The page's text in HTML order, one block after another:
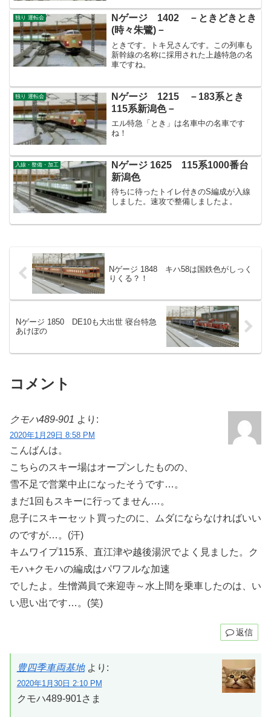
独り 運転会
Nゲージ 1402 －ときどきとき
(時々朱鷺)－
ときです。トキ兄さんです。この列車も
新幹線の名称に採用された上越特急の名
車ですね。
独り 運転会
Nゲージ 1215 －183系とき
115系新潟色－
エル特急「とき」は名車中の名車です
ね！
入線・整備・加工
Nゲージ 1625 115系1000番台
新潟色
待ちに待ったトイレ付きのS編成が入線
しました。速攻で整備しましたよ。
Nゲージ 1848 キハ58は国鉄色がしっく
りくる？！
Nゲージ 1850 DE10も大出世 寝台特急
あけぼの
コメント
クモハ489-901 より:
2020年1月29日 8:58 PM
こんばんは。
こちらのスキー場はオープンしたものの、
雪不足で営業中止になったそうです…。
まだ1回もスキーに行ってません…。
息子にスキーセット買ったのに、ムダにならなければいい
のですが…。(汗)
キムワイプ115系、直江津や越後湯沢でよく見ました。ク
モハ+クモハの編成はパワフルな加速
でしたよ。生憎満員で来迎寺～水上間を乗車したのは、い
い思い出です…。(笑)
返信
豊四季車両基地 より:
2020年1月30日 2:10 PM
クモハ489-901さま